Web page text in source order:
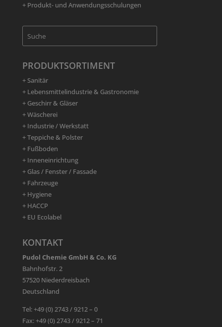
+ Produkt- und Anwendungsschulungen
PRODUKTSORTIMENT
+ Sanitär
+ Lebensmittelindustrie & Gastronomie
+ Geschirr & Gläser
+ Wäscherei
+ Industrie / Werkstatt
+ Teppiche & Polster
+ Fußboden
+ Inneneinrichtung
+ Glas / Fenster / Fassade
+ Fahrzeuge
+ Hygiene
+ HACCP
+ EU Ecolabel
KONTAKT
Pudol Chemie GmbH & Co. KG
Bahnhofstr. 2
57520 Niederdreisbach
Deutschland
Tel: +49 (0) 2743 / 9212 – 0
Fax: +49 (0) 2743 / 9212 – 71